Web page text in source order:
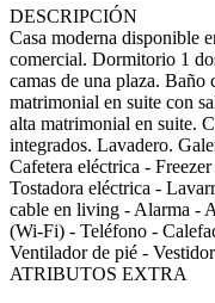
DESCRIPCIÓN
Casa moderna disponible
comercial. Dormitorio 1
camas de una plaza.
matrimonial en suite con
alta matrimonial en suite.
integrados. Lavadero.
Cafetera eléctrica -
Tostadora eléctrica -
cable en living - Alarma -
(Wi-Fi) - Teléfono -
Ventilador de pié -
ATRIBUTOS EXTRA